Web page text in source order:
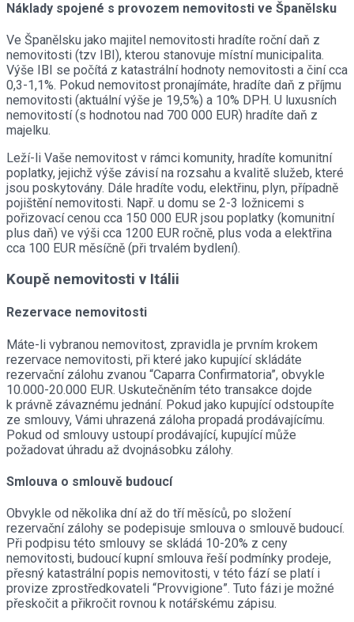
Náklady spojené s provozem nemovitosti ve Španělsku
Ve Španělsku jako majitel nemovitosti hradíte roční daň z
nemovitosti (tzv IBI), kterou stanovuje místní municipalita.
Výše IBI se počítá z katastrální hodnoty nemovitosti a činí cca
0,3-1,1%. Pokud nemovitost pronajímáte, hradíte daň z příjmu
nemovitosti (aktuální výše je 19,5%) a 10% DPH. U luxusních
nemovitostí (s hodnotou nad 700 000 EUR) hradíte daň z
majelku.
Leží-li Vaše nemovitost v rámci komunity, hradíte komunitní
poplatky, jejichž výše závisí na rozsahu a kvalitě služeb, které
jsou poskytovány. Dále hradíte vodu, elektřinu, plyn, případně
pojištění nemovitosti. Např. u domu se 2-3 ložnicemi s
pořizovací cenou cca 150 000 EUR jsou poplatky (komunitní
plus daň) ve výši cca 1200 EUR ročně, plus voda a elektřina
cca 100 EUR měsíčně (při trvalém bydlení).
Koupě nemovitosti v Itálii
Rezervace nemovitosti
Máte-li vybranou nemovitost, zpravidla je prvním krokem
rezervace nemovitosti, při které jako kupující skládáte
rezervační zálohu zvanou “Caparra Confirmatoria”, obvykle
10.000-20.000 EUR. Uskutečněním této transakce dojde
k právně závaznému jednání. Pokud jako kupující odstoupíte
ze smlouvy, Vámi uhrazená záloha propadá prodávajícímu.
Pokud od smlouvy ustoupí prodávající, kupující může
požadovat úhradu až dvojnásobku zálohy.
Smlouva o smlouvě budoucí
Obvykle od několika dní až do tří měsíců, po složení
rezervační zálohy se podepisuje smlouva o smlouvě budoucí.
Při podpisu této smlouvy se skládá 10-20% z ceny
nemovitosti, budoucí kupní smlouva řeší podmínky prodeje,
přesný katastrální popis nemovitosti, v této fází se platí i
provize zprostředkovateli “Provvigione”. Tuto fázi je možné
přeskočit a přikročit rovnou k notářskému zápisu.